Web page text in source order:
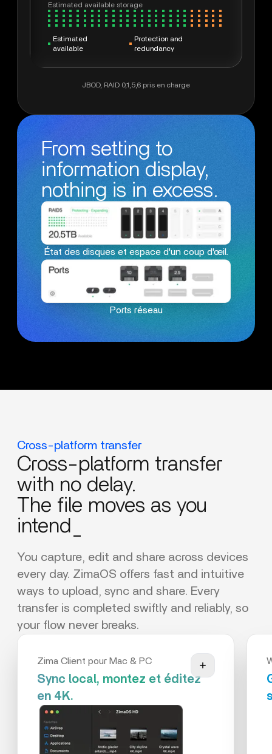
Estimated available storage
Estimated
available
Protection and
redundancy
JBOD, RAID 0,1,5,6 pris en charge
From setting to
information display,
nothing is in excess.
État des disques et espace d'un coup d'œil.
Ports réseau
Cross-platform transfer
Cross-platform transfer
with no delay.
The file moves as you
intend_
You capture, edit and share across devices
every day. ZimaOS offers fast and intuitive
ways to upload, sync and share. Every
transfer is completed swiftly and reliably, so
your flow never breaks.
Zima Client pour Mac & PC
Sync local, montez et éditez
en 4K.